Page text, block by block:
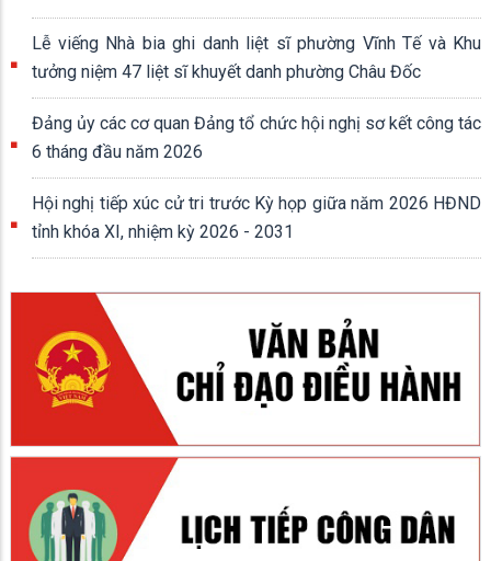
Lễ viếng Nhà bia ghi danh liệt sĩ phường Vĩnh Tế và Khu
tưởng niệm 47 liệt sĩ khuyết danh phường Châu Đốc
Đảng ủy các cơ quan Đảng tổ chức hội nghị sơ kết công tác
6 tháng đầu năm 2026
Hội nghị tiếp xúc cử tri trước Kỳ họp giữa năm 2026 HĐND
tỉnh khóa XI, nhiệm kỳ 2026 - 2031